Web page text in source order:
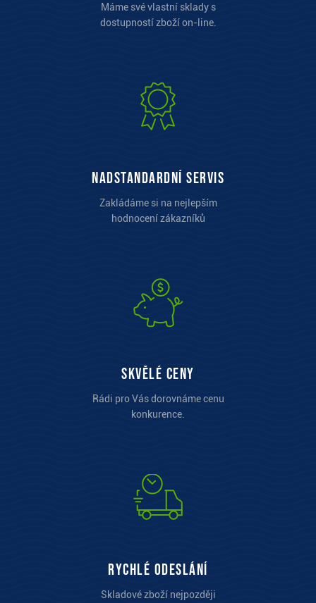
Máme své vlastní sklady s
dostupností zboží on-line.
Nadstandardní servis
Zakládáme si na nejlepším
hodnocení zákazníků
Skvělé ceny
Rádi pro Vás dorovnáme cenu
konkurence.
Rychlé odeslání
Skladové zboží nejpozději